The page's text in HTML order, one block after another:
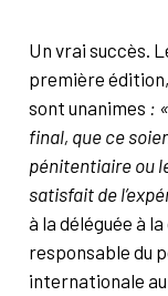
Un vrai succès.
première
sont unanimes :
final, que ce
pénitentiaire ou
satisfait de
à la déléguée à
responsable du
internationale au